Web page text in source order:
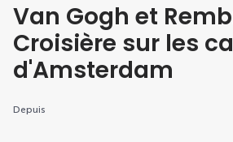
Van Gogh et
Croisière sur les
d'Amsterdam
Depuis